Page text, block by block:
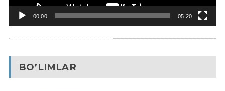
00:00 05:20
BO’LIMLAR